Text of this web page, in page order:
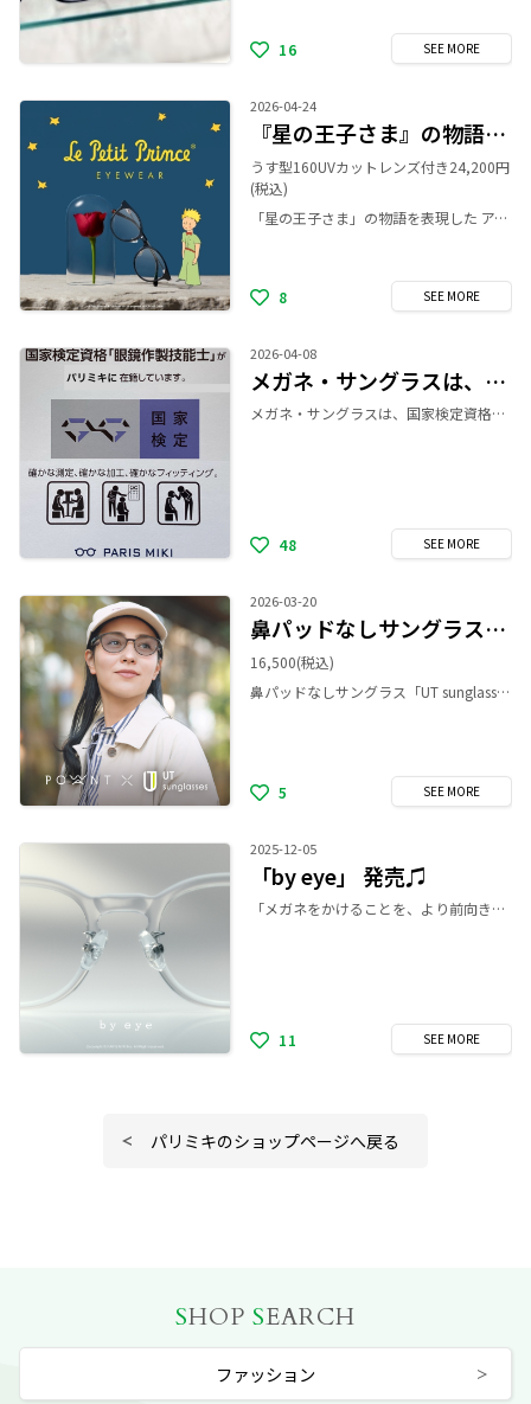
16 SEE MORE
2026-04-24
『星の王子さま』の物語を表現した アイウェアコレクションが登場！
うす型160UVカットレンズ付き24,200円
(税込)
「星の王子さま」の物語を表現した アイウェアコレクションが登場！ 世界中で愛され続ける不朽の名作「星の王子さま」の世界観を詰め込んだ、 「Le Petit Prince EYEWEAR-星の王子さま-」が登場しました！ まるで物語を身にまとうようなデザインのメガネフレームは、かけるたびに王子さまからのメッセージを受け取れるはず。 あなただけの 「本当に大切なもの」を、このメガネと一緒に見つけてみませんか？ パリミキ公式サイト https://www.paris-miki.co.jp/shop/brand/lepetitprince/
8 SEE MORE
2026-04-08
メガネ・サングラスは、国家検定資格「1級眼鏡作製技能士」にお任せ下さい♪
メガネ・サングラスは、国家検定資格「1級眼鏡作製技能士」にお任せ下さい。 パリミキ新静岡セノバ店には、国家検定資格「1級眼鏡作製技能士」が２名在籍しております。 確かな測定、確かな加工、確かなフィッティング 是非ご来店くださいませ♪
48 SEE MORE
2026-03-20
鼻パッドなしサングラス🕶️✨
16,500(税込)
鼻パッドなしサングラス「UT sunglasses」から、パリミキ限定 POWANTコラボモデルが登場！ UT sunglasses（ユーティー サングラス）は、鼻パッドがなく跡がつかないサングラスです。 「鼻に跡が残ってしまう」「痛みや重さが気になってしまう」「メイクが崩れる」といった、サングラスをかける際のお悩みから解放します。 パリミキ限定 POWANTとのコラボモデルは、日常使いしやすいカラーラインアップを揃えています。 日差しが強くなるこれからの季節、ストレスフリーな紫外線対策を提案します！ ぜひ店頭でお試しください。
5 SEE MORE
2025-12-05
「by eye」 発売♫
「メガネをかけることを、より前向きで豊かな選択にしたい」その思いから生まれた、パリミキの新メガネブランド「by eye(バイアイ)」 「by eye」は、メガネを単に視力を補うためのものではなく、日々の景色をもう一度やわらかく整えてくれる“体の一部”として捉え直すことを起点に生まれました。 新しい視界とともに、今日の自分ともう一度やさしく出会うために。 それが「by eye」です。
11 SEE MORE
パリミキのショップページへ戻る
SHOP SEARCH
ファッション